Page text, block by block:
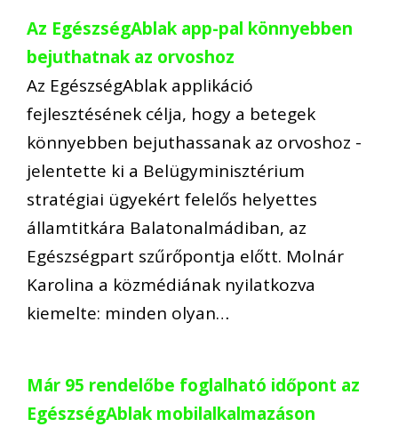
Az EgészségAblak app-pal könnyebben
bejuthatnak az orvoshoz
Az EgészségAblak applikáció
fejlesztésének célja, hogy a betegek
könnyebben bejuthassanak az orvoshoz -
jelentette ki a Belügyminisztérium
stratégiai ügyekért felelős helyettes
államtitkára Balatonalmádiban, az
Egészségpart szűrőpontja előtt. Molnár
Karolina a közmédiának nyilatkozva
kiemelte: minden olyan…
Már 95 rendelőbe foglalható időpont az
EgészségAblak mobilalkalmazáson